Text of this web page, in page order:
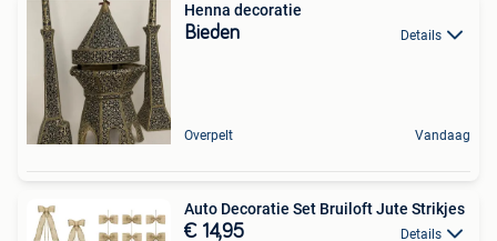
Henna decoratie
Bieden Details
Overpelt Vandaag
Auto Decoratie Set Bruiloft Jute Strikjes
€ 14,95 Details